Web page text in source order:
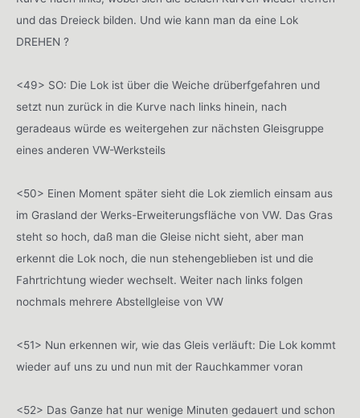
und das Dreieck bilden. Und wie kann man da eine Lok
DREHEN ?
<49> SO: Die Lok ist über die Weiche drüberfgefahren und
setzt nun zurück in die Kurve nach links hinein, nach
geradeaus würde es weitergehen zur nächsten Gleisgruppe
eines anderen VW-Werksteils
<50> Einen Moment später sieht die Lok ziemlich einsam aus
im Grasland der Werks-Erweiterungsfläche von VW. Das Gras
steht so hoch, daß man die Gleise nicht sieht, aber man
erkennt die Lok noch, die nun stehengeblieben ist und die
Fahrtrichtung wieder wechselt. Weiter nach links folgen
nochmals mehrere Abstellgleise von VW
<51> Nun erkennen wir, wie das Gleis verläuft: Die Lok kommt
wieder auf uns zu und nun mit der Rauchkammer voran
<52> Das Ganze hat nur wenige Minuten gedauert und schon